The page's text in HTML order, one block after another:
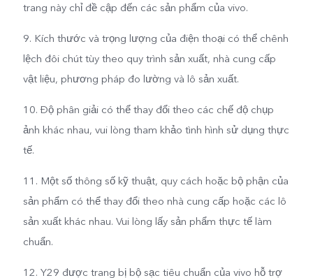
trang này chỉ đề cập đến các sản phẩm của vivo.
9. Kích thước và trọng lượng của điện thoại có thể chênh
lệch đôi chút tùy theo quy trình sản xuất, nhà cung cấp
vật liệu, phương pháp đo lường và lô sản xuất.
10. Độ phân giải có thể thay đổi theo các chế độ chụp
ảnh khác nhau, vui lòng tham khảo tình hình sử dụng thực
tế.
11. Một số thông số kỹ thuật, quy cách hoặc bộ phận của
sản phẩm có thể thay đổi theo nhà cung cấp hoặc các lô
sản xuất khác nhau. Vui lòng lấy sản phẩm thực tế làm
chuẩn.
12. Y29 được trang bị bộ sạc tiêu chuẩn của vivo hỗ trợ